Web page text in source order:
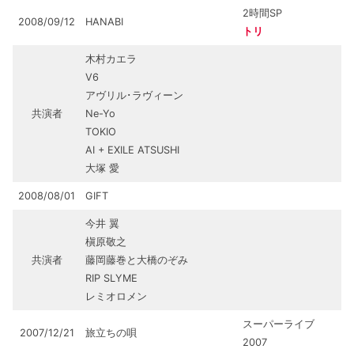
2008/09/12 HANABI
2時間SP
トリ
共演者
木村カエラ
V6
アヴリル･ラヴィーン
Ne-Yo
TOKIO
AI + EXILE ATSUSHI
大塚 愛
2008/08/01 GIFT
共演者
今井 翼
槇原敬之
藤岡藤巻と大橋のぞみ
RIP SLYME
レミオロメン
2007/12/21 旅立ちの唄
スーパーライブ
2007